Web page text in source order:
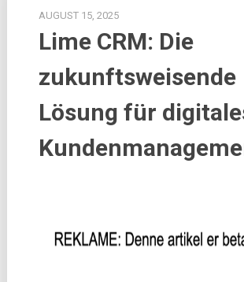
AUGUST 15, 2025
Lime CRM: Die
zukunftsweisende
Lösung für